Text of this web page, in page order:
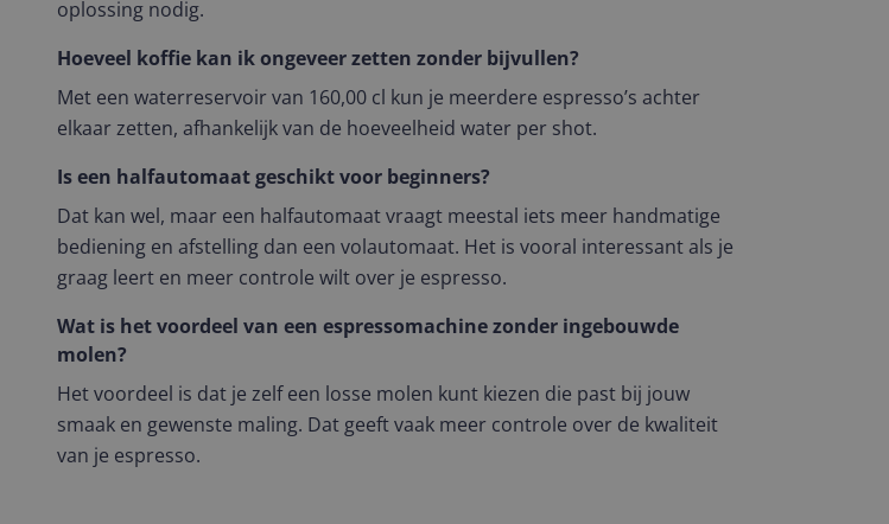
oplossing nodig.
Hoeveel koffie kan ik ongeveer zetten zonder bijvullen?
Met een waterreservoir van 160,00 cl kun je meerdere espresso’s achter
elkaar zetten, afhankelijk van de hoeveelheid water per shot.
Is een halfautomaat geschikt voor beginners?
Dat kan wel, maar een halfautomaat vraagt meestal iets meer handmatige
bediening en afstelling dan een volautomaat. Het is vooral interessant als je
graag leert en meer controle wilt over je espresso.
Wat is het voordeel van een espressomachine zonder ingebouwde
molen?
Het voordeel is dat je zelf een losse molen kunt kiezen die past bij jouw
smaak en gewenste maling. Dat geeft vaak meer controle over de kwaliteit
van je espresso.